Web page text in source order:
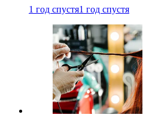
1 год спустя1 год спустя